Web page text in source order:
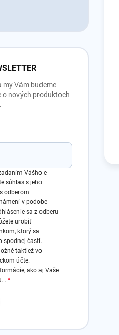
my Vám budeme
o nových produktoch
Vášho e-
súhlas s jeho
odberom
v podobe
sa z odberu
urobiť
ktorý sa
spodnej časti.
taktiež vo
účte.
ako aj Vaše
...